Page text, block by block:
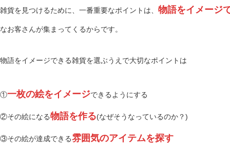
雑貨を見つけるために、一番重要なポイントは、 物語をイメージ
なお客さんが集まってくるからです。
物語をイメージできる雑貨を選ぶうえで大切なポイントは
①一枚の絵をイメージできるようにする
②その絵になる物語を作る(なぜそうなっているのか？)
③その絵が達成できる雰囲気のアイテムを探す